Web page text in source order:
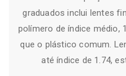
graduados inclui lentes
polímero de índice médio,
que o plástico comum.
até índice de 1.74,